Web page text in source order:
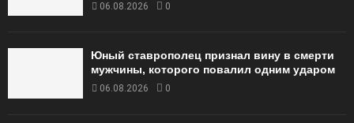
06.08.2026 0
Юный ставрополец признал вину в смерти
мужчины, которого повалил одним ударом
06.08.2026 0